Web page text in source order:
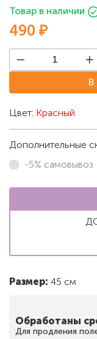
Товар в наличии
490 ₽
В
Цвет: Красный
Дополнительные
-5% самовывоз
Размер: 45 см
Обработаны
Для продления